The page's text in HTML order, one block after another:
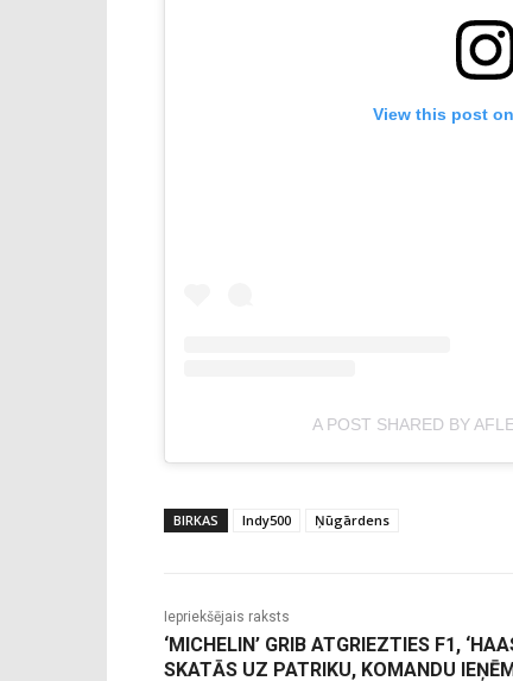
View this post
A POST SHARED BY
BIRKAS Indy500 Ņūgārdens
Iepriekšējais raksts
‘MICHELIN’ GRIB ATGRIEZTIES F1,
SKATĀS UZ PATRIKU, KOMANDU